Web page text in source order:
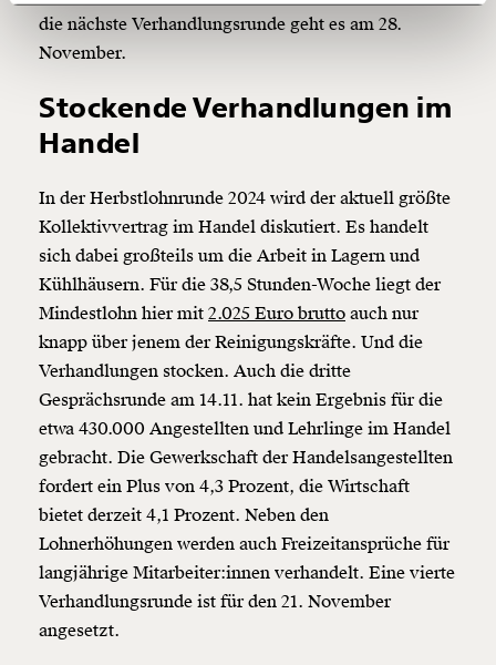
150€ €
Ich möchte meine Spende verschenken.
Geschenkurkunde im PDF-Format, welche Du
Weiter
1/3
die nächste Verhandlungsrunde geht es am 28.
November.
Stockende Verhandlungen im
Handel
In der Herbstlohnrunde 2024 wird der aktuell größte
Kollektivvertrag im Handel diskutiert. Es handelt
sich dabei großteils um die Arbeit in Lagern und
Kühlhäusern. Für die 38,5 Stunden-Woche liegt der
Mindestlohn hier mit 2.025 Euro brutto auch nur
knapp über jenem der Reinigungskräfte. Und die
Verhandlungen stocken. Auch die dritte
Gesprächsrunde am 14.11. hat kein Ergebnis für die
etwa 430.000 Angestellten und Lehrlinge im Handel
gebracht. Die Gewerkschaft der Handelsangestellten
fordert ein Plus von 4,3 Prozent, die Wirtschaft
bietet derzeit 4,1 Prozent. Neben den
Lohnerhöhungen werden auch Freizeitansprüche für
langjährige Mitarbeiter:innen verhandelt. Eine vierte
Verhandlungsrunde ist für den 21. November
angesetzt.